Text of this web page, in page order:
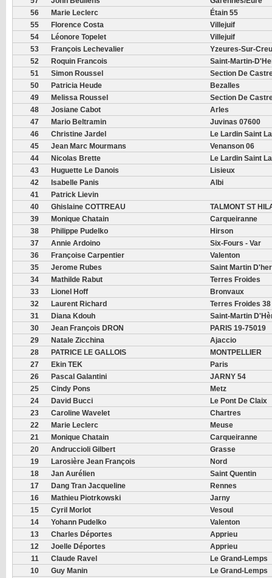
56
Marie Leclerc
Étain 55
55
Florence Costa
Villejuif
54
Léonore Topelet
Villejuif
53
François Lechevalier
Yzeures-Sur-
52
Roquin Francois
Saint-Martin-
51
Simon Roussel
Section De
50
Patricia Heude
Bezalles
49
Melissa Roussel
Section De
48
Josiane Cabot
Arles
47
Mario Beltramin
Juvinas 07600
46
Christine Jardel
Le Lardin Saint
45
Jean Marc Mourmans
Venanson 06
44
Nicolas Brette
Le Lardin Saint
43
Huguette Le Danois
Lisieux
42
Isabelle Panis
Albi
41
Patrick Lievin
40
Ghislaine COTTREAU
TALMONT ST
39
Monique Chatain
Carqueiranne
38
Philippe Pudelko
Hirson
37
Annie Ardoino
Six-Fours - Var
36
Françoise Carpentier
Valenton
35
Jerome Rubes
Saint Martin
34
Mathilde Rabut
Terres Froides
33
Lionel Hoff
Bronvaux
32
Laurent Richard
Terres Froides 38
31
Diana Kdouh
Saint-Martin
30
Jean François DRON
PARIS 19-75019
29
Natale Zicchina
Ajaccio
28
PATRICE LE GALLOIS
MONTPELLIER
27
Ekin TEK
Paris
26
Pascal Galantini
JARNY 54
25
Cindy Pons
Metz
24
David Bucci
Le Pont De Claix
23
Caroline Wavelet
Chartres
22
Marie Leclerc
Meuse
21
Monique Chatain
Carqueiranne
20
Andruccioli Gilbert
Grasse
19
Larosière Jean François
Nord
18
Jan Aurélien
Saint Quentin
17
Dang Tran Jacqueline
Rennes
16
Mathieu Piotrkowski
Jarny
15
Cyril Morlot
Vesoul
14
Yohann Pudelko
Valenton
13
Charles Déportes
Apprieu
12
Joelle Déportes
Apprieu
11
Claude Ravel
Le Grand-Lemps
10
Guy Manin
Le Grand-Lemps